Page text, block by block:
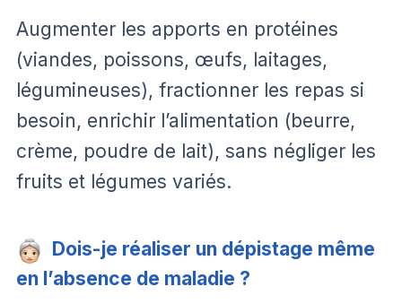
Augmenter les apports en protéines
(viandes, poissons, œufs, laitages,
légumineuses), fractionner les repas si
besoin, enrichir l’alimentation (beurre,
crème, poudre de lait), sans négliger les
fruits et légumes variés.
Dois-je réaliser un dépistage même
en l’absence de maladie ?